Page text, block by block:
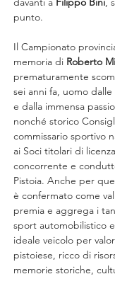
punto.
Il Campionato
memoria di Roberto
prematuramente
sei anni fa, uomo
e dalla immensa
nonché storico
commissario sportivo
ai Soci titolari di
concorrente e
Pistoia. Anche per
è confermato come
premia e aggrega i
sport automobilistico
ideale veicolo per
pistoiese, ricco di
memorie storiche,